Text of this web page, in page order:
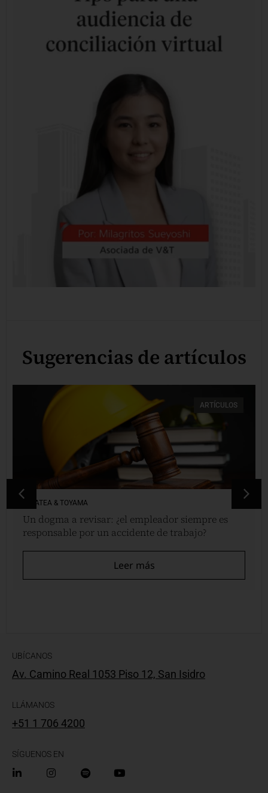
Sugerencias de artículos
ARTÍCULOS
VINATEA & TOYAMA
Un dogma a revisar: ¿el empleador siempre es
responsable por un accidente de trabajo?
Leer más
UBÍCANOS
Av. Camino Real 1053 Piso 12, San Isidro
LLÁMANOS
+51 1 706 4200
SÍGUENOS EN